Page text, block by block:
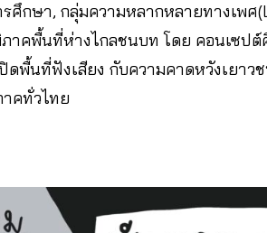
ศึกษา, กลุ่มความหลากหลายทางเพศ
าคพื้นที่ห่างไกลชนบท โดย คอนเซปต์
ดพื้นที่ฟังเสียง กับความคาดหวังเยาว
คทั่วไทย